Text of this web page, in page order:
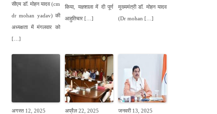
सीएम डॉ. मोहन यादव (cm
dr mohan yadav) की
अध्यक्षता में मंगलवार को
[…]
किया, यज्ञशाला में दी पूर्ण
आहुतिचार […]
मुख्यमंत्री डॉ. मोहन यादव
(Dr mohan […]
अगस्त 12, 2025 अप्रैल 22, 2025 जनवरी 13, 2025